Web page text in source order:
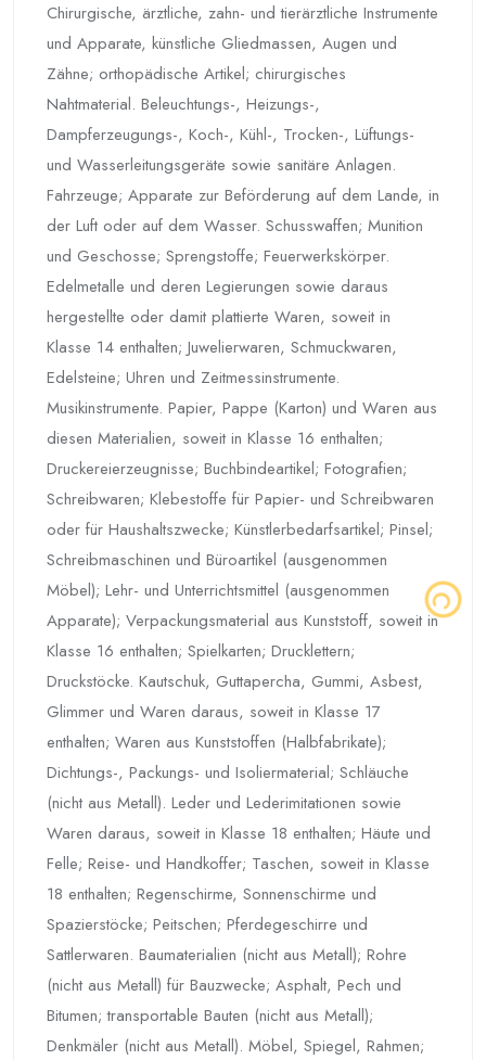
Chirurgische, ärztliche, zahn- und tierärztliche Instrumente
und Apparate, künstliche Gliedmassen, Augen und
Zähne; orthopädische Artikel; chirurgisches
Nahtmaterial. Beleuchtungs-, Heizungs-,
Dampferzeugungs-, Koch-, Kühl-, Trocken-, Lüftungs-
und Wasserleitungsgeräte sowie sanitäre Anlagen.
Fahrzeuge; Apparate zur Beförderung auf dem Lande, in
der Luft oder auf dem Wasser. Schusswaffen; Munition
und Geschosse; Sprengstoffe; Feuerwerkskörper.
Edelmetalle und deren Legierungen sowie daraus
hergestellte oder damit plattierte Waren, soweit in
Klasse 14 enthalten; Juwelierwaren, Schmuckwaren,
Edelsteine; Uhren und Zeitmessinstrumente.
Musikinstrumente. Papier, Pappe (Karton) und Waren aus
diesen Materialien, soweit in Klasse 16 enthalten;
Druckereierzeugnisse; Buchbindeartikel; Fotografien;
Schreibwaren; Klebestoffe für Papier- und Schreibwaren
oder für Haushaltszwecke; Künstlerbedarfsartikel; Pinsel;
Schreibmaschinen und Büroartikel (ausgenommen
Möbel); Lehr- und Unterrichtsmittel (ausgenommen
Apparate); Verpackungsmaterial aus Kunststoff, soweit in
Klasse 16 enthalten; Spielkarten; Drucklettern;
Druckstöcke. Kautschuk, Guttapercha, Gummi, Asbest,
Glimmer und Waren daraus, soweit in Klasse 17
enthalten; Waren aus Kunststoffen (Halbfabrikate);
Dichtungs-, Packungs- und Isoliermaterial; Schläuche
(nicht aus Metall). Leder und Lederimitationen sowie
Waren daraus, soweit in Klasse 18 enthalten; Häute und
Felle; Reise- und Handkoffer; Taschen, soweit in Klasse
18 enthalten; Regenschirme, Sonnenschirme und
Spazierstöcke; Peitschen; Pferdegeschirre und
Sattlerwaren. Baumaterialien (nicht aus Metall); Rohre
(nicht aus Metall) für Bauzwecke; Asphalt, Pech und
Bitumen; transportable Bauten (nicht aus Metall);
Denkmäler (nicht aus Metall). Möbel, Spiegel, Rahmen;